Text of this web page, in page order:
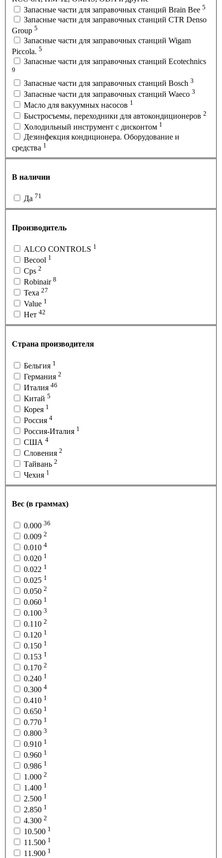
Запасные части для заправочных станций Brain Bee 5
Запасные части для заправочных станций CTR Denso
Group 5
Запасные части для заправочных станций Wigam
Piccola. 5
Запасные части для заправочных станций Ecotechnics
9
Запасные части для заправочных станций Bosch 3
Запасные части для заправочных станций Waeco 3
Масло для вакуумных насосов 1
Быстросъемы, переходники для автокондиционеров 2
Холодильный инструмент с дисконтом 1
Дезинфекция кондиционера. Оборудование и
средства 1
В наличии
Да 71
Производитель
ALCO CONTROLS 1
Becool 1
Cps 2
Robinair 8
Texa 27
Value 1
Нет 42
Страна производителя
Бельгия 1
Германия 2
Италия 46
Китай 5
Корея 1
Россия 4
Россия-Италия 1
США 4
Словения 2
Тайвань 2
Чехия 1
Вес (в граммах)
0.000 36
0.009 2
0.010 4
0.020 1
0.022 1
0.025 1
0.050 2
0.060 1
0.100 3
0.110 2
0.120 1
0.150 1
0.153 1
0.170 2
0.240 1
0.300 4
0.410 1
0.650 1
0.770 1
0.800 3
0.910 1
0.960 1
0.986 1
1.000 2
1.400 1
2.500 1
2.850 1
4.300 2
10.500 1
11.500 1
11.900 1